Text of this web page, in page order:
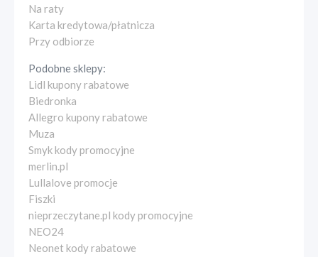
Na raty
Karta kredytowa/płatnicza
Przy odbiorze
Podobne sklepy:
Lidl kupony rabatowe
Biedronka
Allegro kupony rabatowe
Muza
Smyk kody promocyjne
merlin.pl
Lullalove promocje
Fiszki
nieprzeczytane.pl kody promocyjne
NEO24
Neonet kody rabatowe